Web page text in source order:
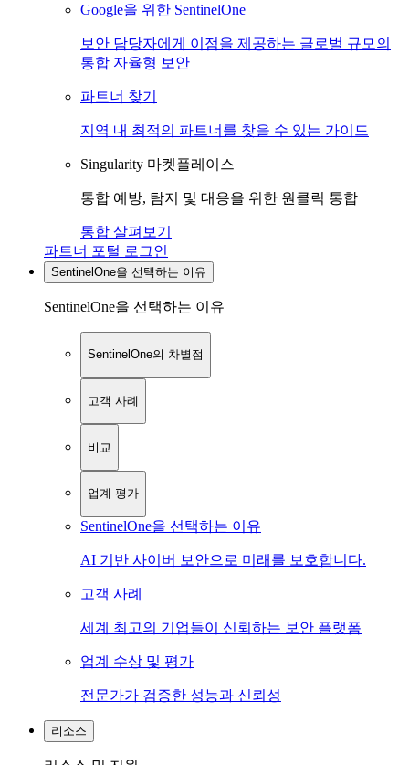
Google을 위한 SentinelOne
보안 담당자에게 이점을 제공하는 글로벌 규모의
통합 자율형 보안
파트너 찾기
지역 내 최적의 파트너를 찾을 수 있는 가이드
Singularity 마켓플레이스
통합 예방, 탐지 및 대응을 위한 원클릭 통합
통합 살펴보기
파트너 포털 로그인
SentinelOne을 선택하는 이유
SentinelOne을 선택하는 이유
SentinelOne의 차별점
고객 사례
비교
업계 평가
SentinelOne을 선택하는 이유
AI 기반 사이버 보안으로 미래를 보호합니다.
고객 사례
세계 최고의 기업들이 신뢰하는 보안 플랫폼
업계 수상 및 평가
전문가가 검증한 성능과 신뢰성
리소스